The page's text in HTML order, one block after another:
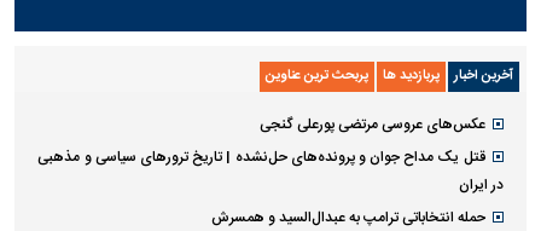
آخرین اخبار پربازدید ها پربحث ترین عناوین
عکس‌های عروسی مرتضی پورعلی گنجی
قتل یک مداح جوان و پرونده‌های حل‌نشده | تاریخ ترورهای سیاسی و مذهبی
در ایران
حمله انتخاباتی ترامپ به عبدال‌السید و همسرش